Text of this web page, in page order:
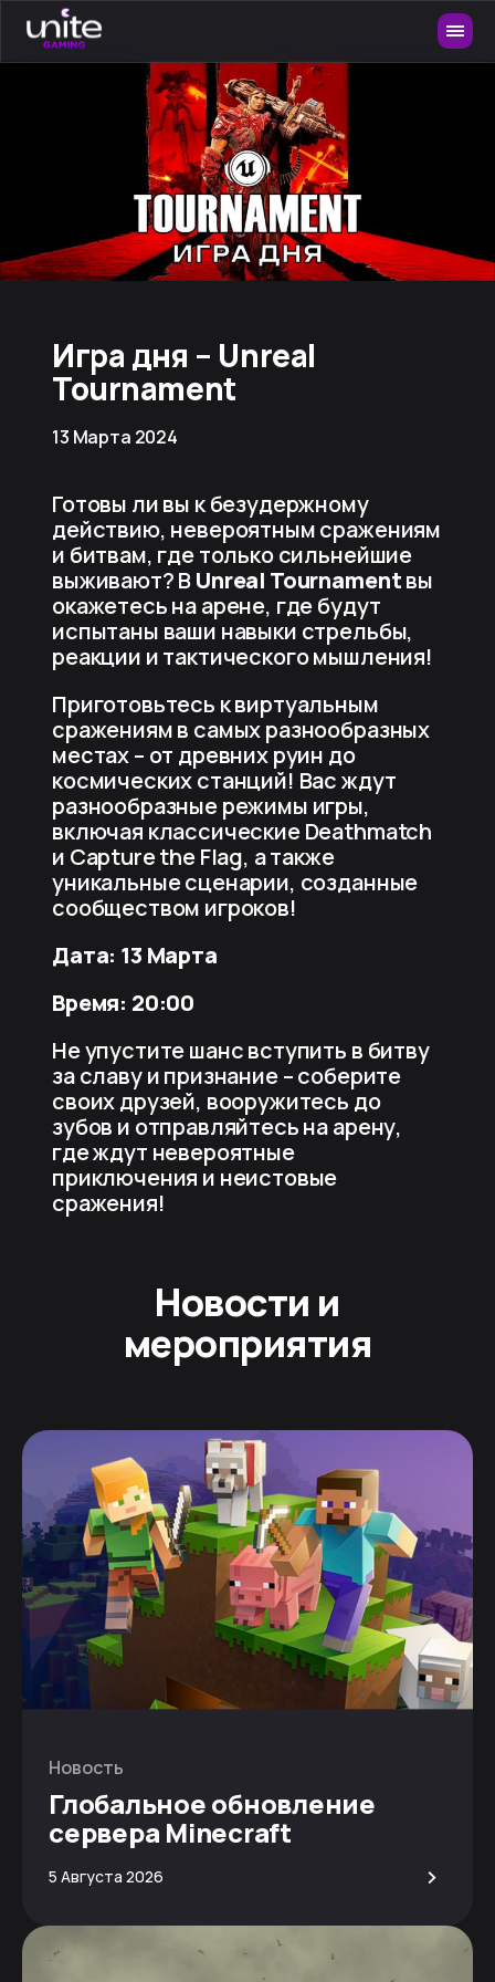
Игра дня – Unreal
Tournament
13 Марта 2024
Готовы ли вы к безудержному
действию, невероятным сражениям
и битвам, где только сильнейшие
выживают? ВUnreal Tournamentвы
окажетесь на арене, где будут
испытаны ваши навыки стрельбы,
реакции и тактического мышления!
Приготовьтесь к виртуальным
сражениям в самых разнообразных
местах – от древних руин до
космических станций! Вас ждут
разнообразные режимы игры,
включая классические Deathmatch
и Capture the Flag, а также
уникальные сценарии, созданные
сообществом игроков!
Дата: 13 Марта
Время: 20:00
Не упустите шанс вступить в битву
за славу и признание – соберите
своих друзей, вооружитесь до
зубов и отправляйтесь на арену,
где ждут невероятные
приключения и неистовые
сражения!
Новости и
мероприятия
Новость
Глобальное обновление
сервера Minecraft
5 Августа 2026 >